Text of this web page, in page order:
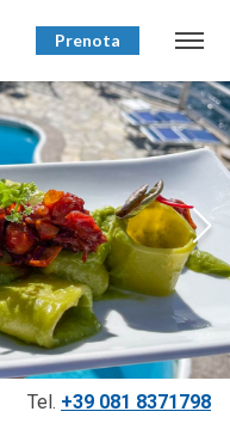
Tel. +39 081 8371798
Prenota